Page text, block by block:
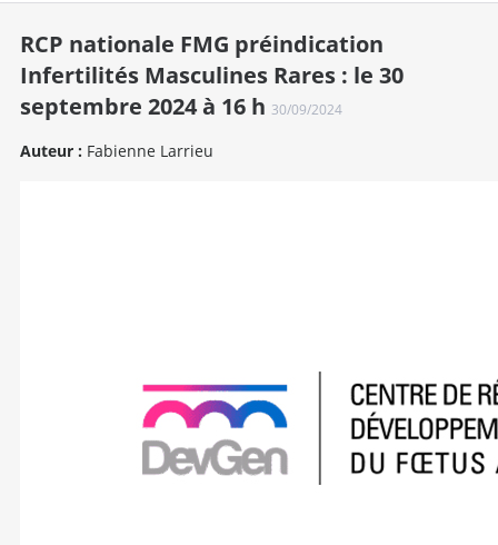
RCP nationale FMG préindication
Infertilités Masculines Rares : le 30
septembre 2024 à 16 h 30/09/2024
Auteur : Fabienne Larrieu